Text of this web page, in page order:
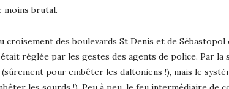
moins brutal.
des boulevards St Denis et de Sébastopol
réglée par les gestes des agents de police. Par la
pour embêter les daltoniens !), mais le